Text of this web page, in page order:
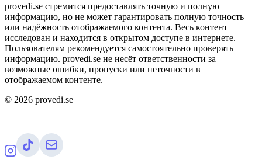
provedi.se стремится предоставлять точную и полную
информацию, но не может гарантировать полную точность
или надёжность отображаемого контента. Весь контент
исследован и находится в открытом доступе в интернете.
Пользователям рекомендуется самостоятельно проверять
информацию. provedi.se не несёт ответственности за
возможные ошибки, пропуски или неточности в
отображаемом контенте.
© 2026 provedi.se